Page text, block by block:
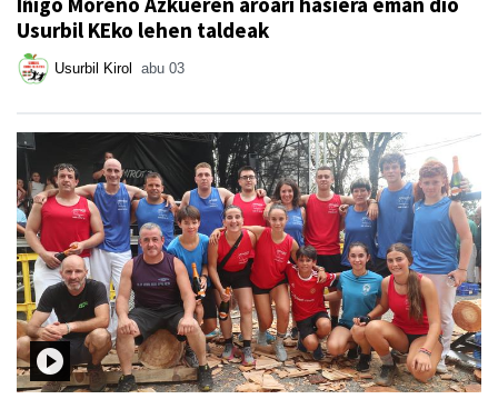
Usurbil KEko lehen taldeak
Usurbil Kirol abu 03